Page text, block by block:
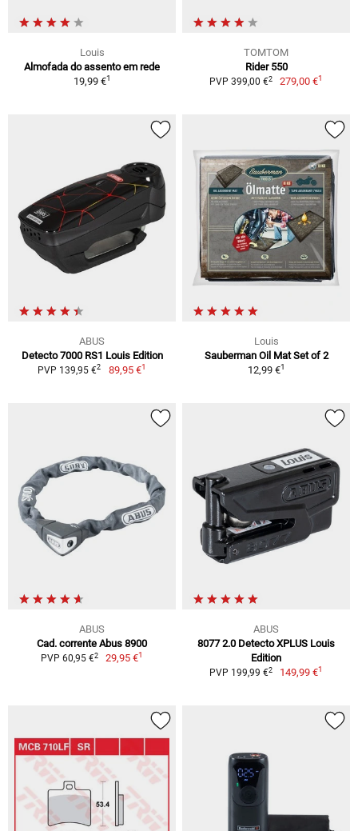
Louis
Almofada do assento em rede
19,99 €1
TOMTOM
Rider 550
PVP 399,00 €2 279,00 €1
ABUS
Detecto 7000 RS1 Louis Edition
PVP 139,95 €2 89,95 €1
Louis
Sauberman Oil Mat Set of 2
12,99 €1
ABUS
Cad. corrente Abus 8900
PVP 60,95 €2 29,95 €1
ABUS
8077 2.0 Detecto XPLUS Louis
Edition
PVP 199,99 €2 149,99 €1